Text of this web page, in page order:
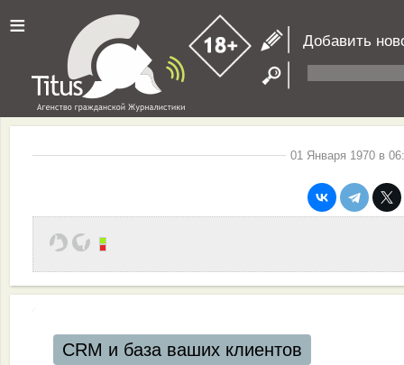
≡ Добавить
01 Января 1970 в
CRM и база ваших клиентов